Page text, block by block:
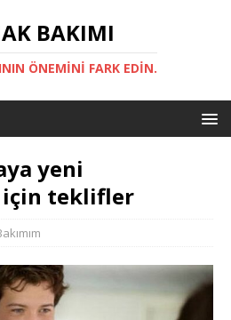
BAKIMI
ÖNEMINI FARK EDIN.
yeni
için teklifler